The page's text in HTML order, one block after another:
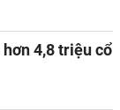
4,8 triệu cổ